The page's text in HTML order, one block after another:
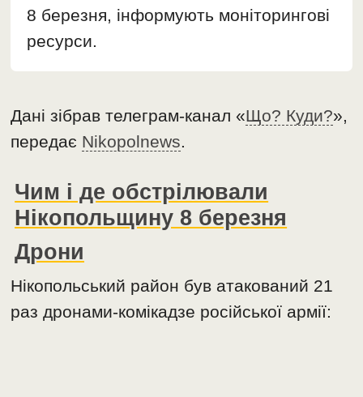
8 березня, інформують моніторингові
ресурси.
Дані зібрав телеграм-канал «Що? Куди?»,
передає Nikopolnews.
Чим і де обстрілювали
Нікопольщину 8 березня
Дрони
Нікопольський район був атакований 21
раз дронами-комікадзе російської армії: